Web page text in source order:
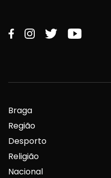
Braga
Região
Desporto
Religião
Nacional